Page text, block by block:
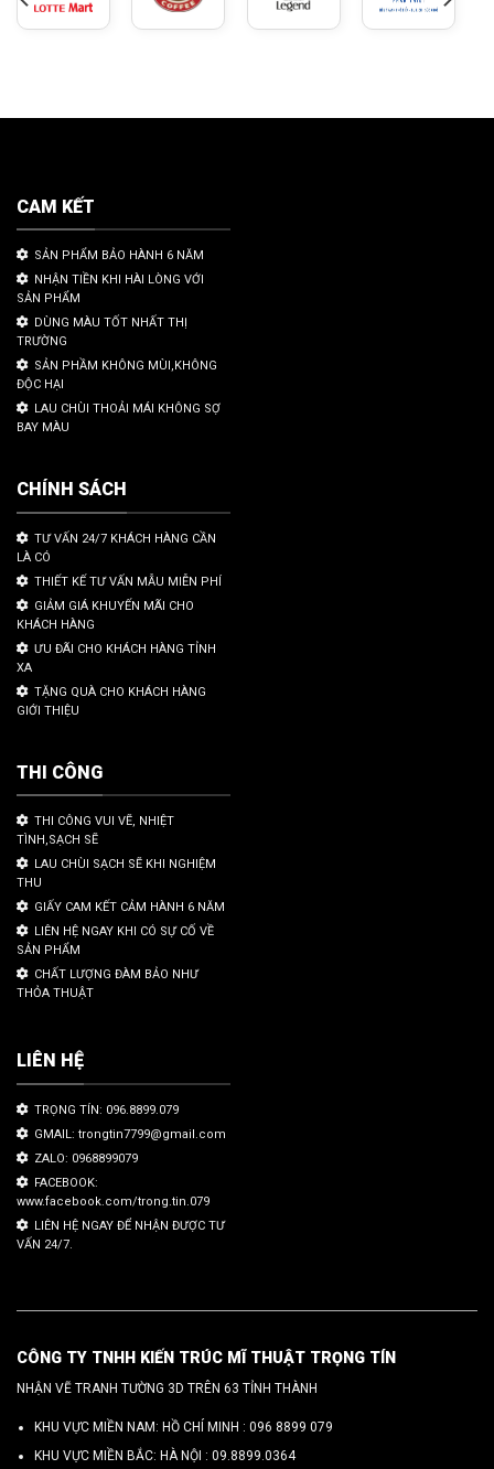
CAM KẾT
SẢN PHẨM BẢO HÀNH 6 NĂM
NHẬN TIỀN KHI HÀI LÒNG VỚI
SẢN PHẨM
DÙNG MÀU TỐT NHẤT THỊ
TRƯỜNG
SẢN PHẦM KHÔNG MÙI,KHÔNG
ĐỘC HẠI
LAU CHÙI THOẢI MÁI KHÔNG SỢ
BAY MÀU
CHÍNH SÁCH
TƯ VẤN 24/7 KHÁCH HÀNG CẦN
LÀ CÓ
THIẾT KẾ TƯ VẤN MẪU MIỄN PHÍ
GIẢM GIÁ KHUYẾN MÃI CHO
KHÁCH HÀNG
ƯU ĐÃI CHO KHÁCH HÀNG TỈNH
XA
TẶNG QUÀ CHO KHÁCH HÀNG
GIỚI THIỆU
THI CÔNG
THI CÔNG VUI VẼ, NHIỆT
TÌNH,SẠCH SẼ
LAU CHÙI SẠCH SẼ KHI NGHIỆM
THU
GIẤY CAM KẾT CẢM HÀNH 6 NĂM
LIÊN HỆ NGAY KHI CÓ SỰ CỐ VỀ
SẢN PHẨM
CHẤT LƯỢNG ĐÀM BẢO NHƯ
THỎA THUẬT
LIÊN HỆ
TRỌNG TÍN: 096.8899.079
GMAIL: trongtin7799@gmail.com
ZALO: 0968899079
FACEBOOK:
www.facebook.com/trong.tin.079
LIÊN HỆ NGAY ĐỂ NHẬN ĐƯỢC TƯ
VẤN 24/7.
CÔNG TY TNHH KIẾN TRÚC MĨ THUẬT TRỌNG TÍN
NHẬN VẼ TRANH TƯỜNG 3D TRÊN 63 TỈNH THÀNH
KHU VỰC MIỀN NAM: HỒ CHÍ MINH : 096 8899 079
KHU VỰC MIỀN BẮC: HÀ NỘI : 09.8899.0364